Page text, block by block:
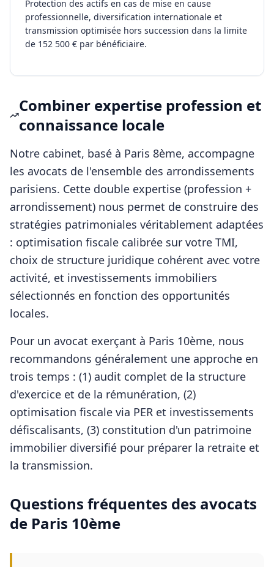
Protection des actifs en cas de mise en cause
professionnelle, diversification internationale et
transmission optimisée hors succession dans la limite
de 152 500 € par bénéficiaire.
Combiner expertise profession et
connaissance locale
Notre cabinet, basé à Paris 8ème, accompagne
les avocats de l'ensemble des arrondissements
parisiens. Cette double expertise (profession +
arrondissement) nous permet de construire des
stratégies patrimoniales véritablement adaptées
: optimisation fiscale calibrée sur votre TMI,
choix de structure juridique cohérent avec votre
activité, et investissements immobiliers
sélectionnés en fonction des opportunités
locales.
Pour un avocat exerçant à Paris 10ème, nous
recommandons généralement une approche en
trois temps : (1) audit complet de la structure
d'exercice et de la rémunération, (2)
optimisation fiscale via PER et investissements
défiscalisants, (3) constitution d'un patrimoine
immobilier diversifié pour préparer la retraite et
la transmission.
Questions fréquentes des avocats
de Paris 10ème